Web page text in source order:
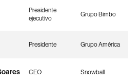
Presidente
ejecutivo
Grupo Bimbo
Presidente Grupo América
CEO Snowball